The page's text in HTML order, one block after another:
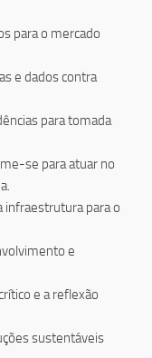
para o mercado
e dados contra
para tomada
se para atuar no
infraestrutura para o
e
e a reflexão
sustentáveis